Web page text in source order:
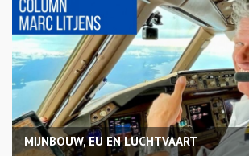
MIJNBOUW, EU EN LUCHTVAART